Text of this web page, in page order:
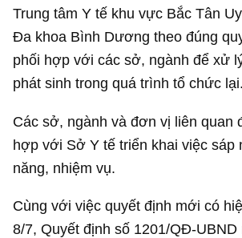
Trung tâm Y tế khu vực Bắc Tân
Đa khoa Bình Dương theo đúng
phối hợp với các sở, ngành để xử
phát sinh trong quá trình tổ chức lại.
Các sở, ngành và đơn vị liên quan
hợp với Sở Y tế triển khai việc sáp
năng, nhiệm vụ.
Cùng với việc quyết định mới có
8/7, Quyết định số 1201/QĐ-UBND